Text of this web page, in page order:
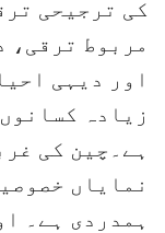
کی ترجیحی
مربوط ترقی،
اور دیہی
زیادہ
ہے۔چین کی
نمایاں
ہمدردی ہے۔